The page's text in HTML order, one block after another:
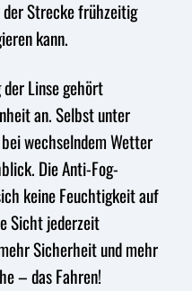
Strecke frühzeitig
kann.
Linse gehört
an. Selbst unter
wechselndem Wetter
Die Anti-Fog-
keine Feuchtigkeit auf
Sicht jederzeit
Sicherheit und mehr
– das Fahren!